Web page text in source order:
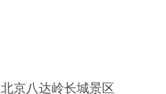
北京八达岭长城景区